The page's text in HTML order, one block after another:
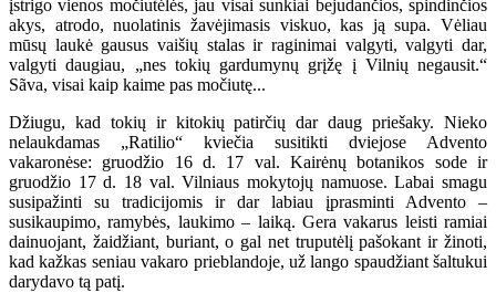
įstrigo vienos močiutėlės, jau visai sunkiai bejudančios, spindinčios
akys, atrodo, nuolatinis žavėjimasis viskuo, kas ją supa. Vėliau
mūsų laukė gausus vaišių stalas ir raginimai valgyti, valgyti dar,
valgyti daugiau, „nes tokių gardumynų grįžę į Vilnių negausit.“
Sãva, visai kaip kaime pas močiutę...
Džiugu, kad tokių ir kitokių patirčių dar daug priešaky. Nieko
nelaukdamas „Ratilio“ kviečia susitikti dviejose Advento
vakaronėse: gruodžio 16 d. 17 val. Kairėnų botanikos sode ir
gruodžio 17 d. 18 val. Vilniaus mokytojų namuose. Labai smagu
susipažinti su tradicijomis ir dar labiau įprasminti Advento –
susikaupimo, ramybės, laukimo – laiką. Gera vakarus leisti ramiai
dainuojant, žaidžiant, buriant, o gal net truputėlį pašokant ir žinoti,
kad kažkas seniau vakaro prieblandoje, už lango spaudžiant šaltukui
darydavo tą patį.